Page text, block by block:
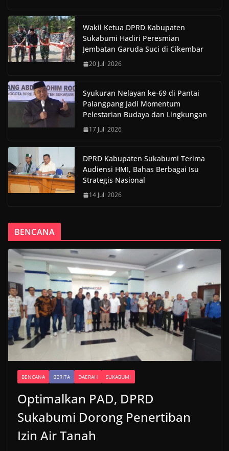
Wakil Ketua DPRD Kabupaten
Sukabumi Hadiri Peresmian
Jembatan Garuda Suci di Cikembar
20 Juli 2026
Syukuran Nelayan ke-69 di Pantai
Palangpang Jadi Momentum
Pelestarian Budaya dan Lingkungan
17 Juli 2026
DPRD Kabupaten Sukabumi Terima
Audiensi HMI, Bahas Berbagai Isu
Strategis Nasional
14 Juli 2026
BENCANA
BENCANA BERITA DAERAH SUKABUMI
Optimalkan PAD, DPRD
Sukabumi Dorong Penertiban
Izin Air Tanah